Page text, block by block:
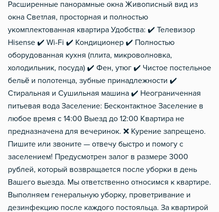
Расширенные панорамные окна Живописный вид из
окна Светлая, просторная и полностью
укомплектованная квартира Удобства: ✔️ Телевизор
Hisense ✔️ Wi-Fi ✔️ Кондиционер ✔️ Полностью
оборудованная кухня (плита, микроволновка,
холодильник, посуда) ✔️ Фен, утюг ✔️ Чистое постельное
бельё и полотенца, зубные принадлежности ✔️
Стиральная и Сушильная машина ✔️ Неограниченная
питьевая вода Заселение: Бесконтактное Заселение в
любое время с 14:00 Выезд до 12:00 Квартира не
предназначена для вечеринок. ❌ Курение запрещено.
Пишите или звоните — отвечу быстро и помогу с
заселением! Предусмотрен залог в размере 3000
рублей, который возвращается после уборки в день
Вашего выезда. Мы ответственно относимся к квартире.
Выполняем генеральную уборку, проветривание и
дезинфекцию после каждого постояльца. За квартирой